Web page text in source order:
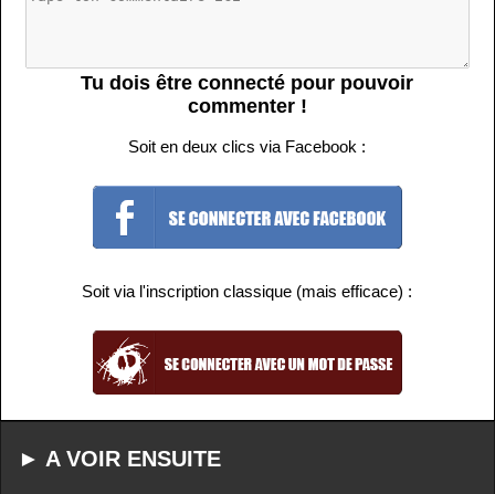
Tu dois être connecté pour pouvoir
commenter !
Soit en deux clics via Facebook :
Soit via l'inscription classique (mais efficace) :
► A VOIR ENSUITE